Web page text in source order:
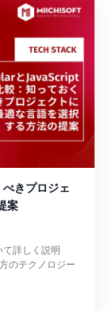
きプロジェ
案
詳しく説明
のテクノロジー